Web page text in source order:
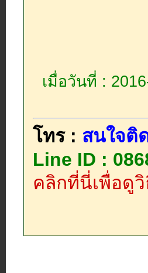
เมื่อวันที่ :
โทร : สนใจติ
Line ID :
คลิกที่นี่เพื่อดูวิ